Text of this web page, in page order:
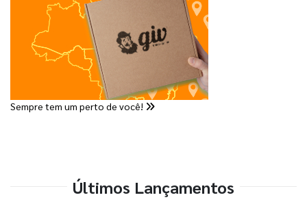
Sempre tem um perto de você!
Últimos Lançamentos